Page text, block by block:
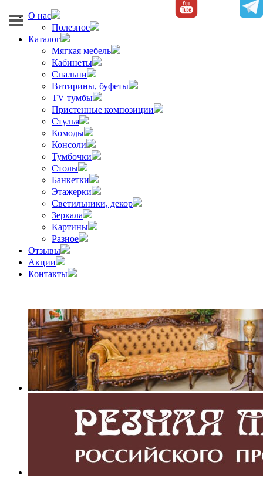
О нас
Полезное
Каталог
Мягкая мебель
Кабинеты
Спальни
Витирины, буфеты
TV тумбы
Пристенные композиции
Стулья
Комоды
Консоли
Тумбочки
Столы
Банкетки
Этажерки
Светильники, декор
Зеркала
Картины
Разное
Отзывы
Акции
Контакты
|